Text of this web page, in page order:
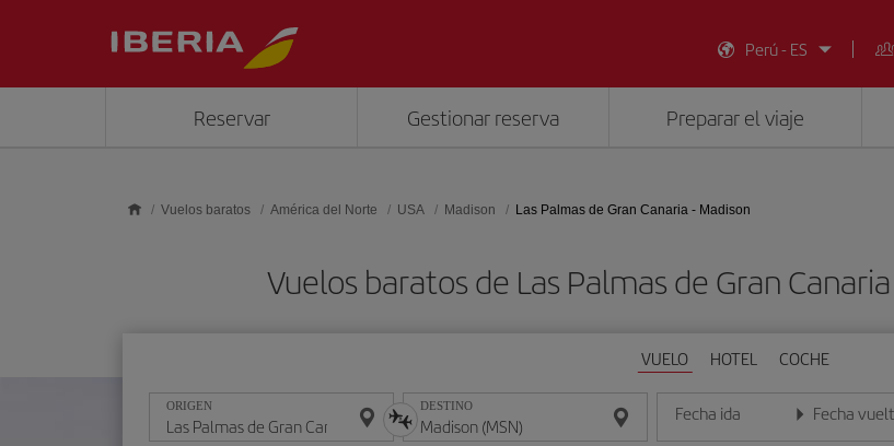
Perú - ES
Reservar Gestionar reserva Preparar el viaje
Vuelos baratos América del Norte USA Madison Las Palmas de Gran Canaria - Madison
Vuelos baratos de Las Palmas de Gran
VUELO HOTEL COCHE
ORIGEN DESTINO Fecha ida
Introduce la fecha en formato día/
Fecha
Introduce la